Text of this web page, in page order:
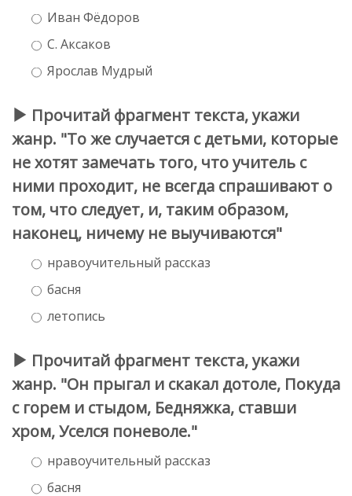
Иван Фёдоров
С. Аксаков
Ярослав Мудрый
Прочитай фрагмент текста, укажи
жанр. "То же случается с детьми, которые
не хотят замечать того, что учитель с
ними проходит, не всегда спрашивают о
том, что следует, и, таким образом,
наконец, ничему не выучиваются"
нравоучительный рассказ
басня
летопись
Прочитай фрагмент текста, укажи
жанр. "Он прыгал и скакал дотоле, Покуда
с горем и стыдом, Бедняжка, ставши
хром, Уселся поневоле."
нравоучительный рассказ
басня